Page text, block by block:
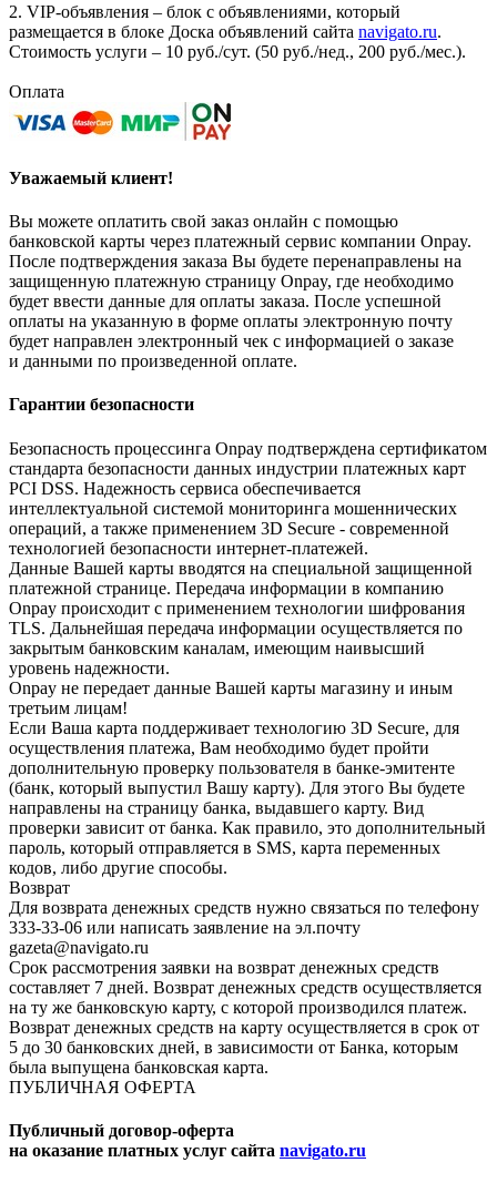
2. VIP-объявления – блок с объявлениями, который
размещается в блоке Доска объявлений сайта navigato.ru.
Стоимость услуги – 10 руб./сут. (50 руб./нед., 200 руб./мес.).
Оплата
Уважаемый клиент!
Вы можете оплатить свой заказ онлайн с помощью
банковской карты через платежный сервис компании Onpay.
После подтверждения заказа Вы будете перенаправлены на
защищенную платежную страницу Onpay, где необходимо
будет ввести данные для оплаты заказа. После успешной
оплаты на указанную в форме оплаты электронную почту
будет направлен электронный чек с информацией о заказе
и данными по произведенной оплате.
Гарантии безопасности
Безопасность процессинга Onpay подтверждена сертификатом
стандарта безопасности данных индустрии платежных карт
PCI DSS. Надежность сервиса обеспечивается
интеллектуальной системой мониторинга мошеннических
операций, а также применением 3D Secure - современной
технологией безопасности интернет-платежей.
Данные Вашей карты вводятся на специальной защищенной
платежной странице. Передача информации в компанию
Onpay происходит с применением технологии шифрования
TLS. Дальнейшая передача информации осуществляется по
закрытым банковским каналам, имеющим наивысший
уровень надежности.
Onpay не передает данные Вашей карты магазину и иным
третьим лицам!
Если Ваша карта поддерживает технологию 3D Secure, для
осуществления платежа, Вам необходимо будет пройти
дополнительную проверку пользователя в банке-эмитенте
(банк, который выпустил Вашу карту). Для этого Вы будете
направлены на страницу банка, выдавшего карту. Вид
проверки зависит от банка. Как правило, это дополнительный
пароль, который отправляется в SMS, карта переменных
кодов, либо другие способы.
Возврат
Для возврата денежных средств нужно связаться по телефону
333-33-06 или написать заявление на эл.почту
gazeta@navigato.ru
Срок рассмотрения заявки на возврат денежных средств
составляет 7 дней. Возврат денежных средств осуществляется
на ту же банковскую карту, с которой производился платеж.
Возврат денежных средств на карту осуществляется в срок от
5 до 30 банковских дней, в зависимости от Банка, которым
была выпущена банковская карта.
ПУБЛИЧНАЯ ОФЕРТА
Публичный договор-оферта
на оказание платных услуг сайта navigato.ru